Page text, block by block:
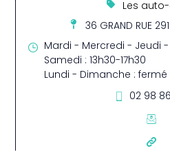
Les
36 GRAND RUE
Mardi - Mercredi - Jeudi -
Samedi : 13h30-17h30
Lundi - Dimanche : fermé
02 98 86